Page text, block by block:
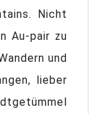
Nicht
Au-pair zu
und
lieber